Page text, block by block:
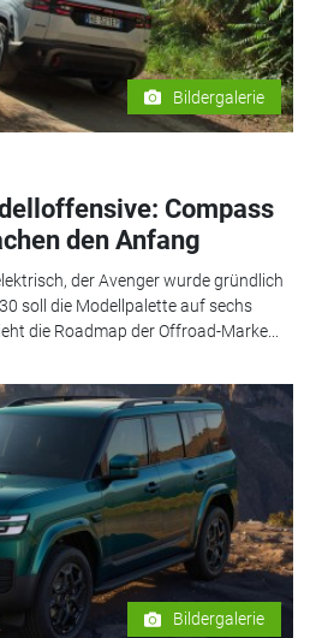
Bildergalerie
Compass
den Anfang
der Avenger wurde gründlich
soll die Modellpalette auf sechs
die Roadmap der Offroad-Marke...
Bildergalerie